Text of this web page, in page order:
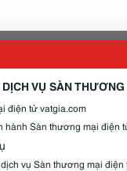
VỤ SÀN
điện tử vatgia.com
Sàn thương mại điện
vụ Sàn thương mại